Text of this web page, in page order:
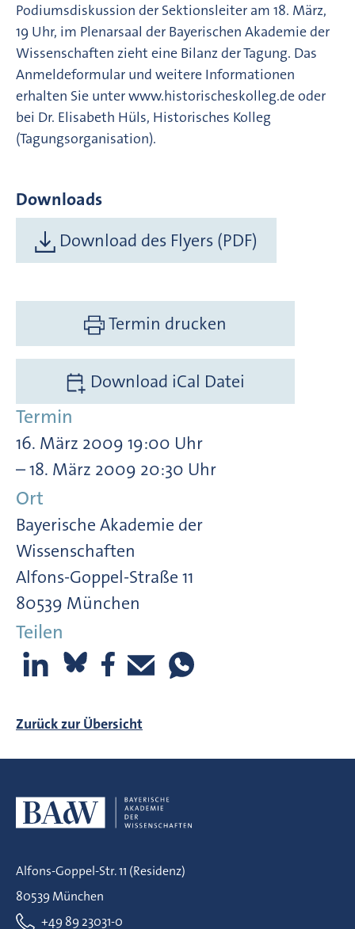
Podiumsdiskussion der Sektionsleiter am 18. März,
19 Uhr, im Plenarsaal der Bayerischen Akademie der
Wissenschaften zieht eine Bilanz der Tagung. Das
Anmeldeformular und weitere Informationen
erhalten Sie unter www.historischeskolleg.de oder
bei Dr. Elisabeth Hüls, Historisches Kolleg
(Tagungsorganisation).
Downloads
Download des Flyers (PDF)
Termin drucken
Download iCal Datei
Termin
16. März 2009 19:00 Uhr
– 18. März 2009 20:30 Uhr
Ort
Bayerische Akademie der
Wissenschaften
Alfons-Goppel-Straße 11
80539 München
Teilen
Zurück zur Übersicht
Alfons-Goppel-Str. 11 (Residenz)
80539 München
+49 89 23031-0